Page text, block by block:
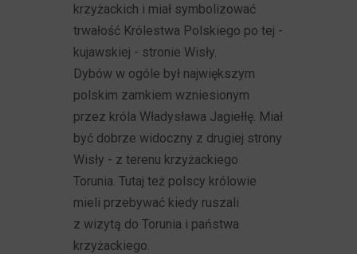
krzyżackich i miał symbolizować
trwałość Królestwa Polskiego po tej -
kujawskiej - stronie Wisły.
Dybów w ogóle był największym
polskim zamkiem wzniesionym
przez króla Władysława Jagiełłę. Miał
być dobrze widoczny z drugiej strony
Wisły - z terenu krzyżackiego
Torunia. Tutaj też polscy królowie
mieli przebywać kiedy ruszali
z wizytą do Torunia i państwa
krzyżackiego.